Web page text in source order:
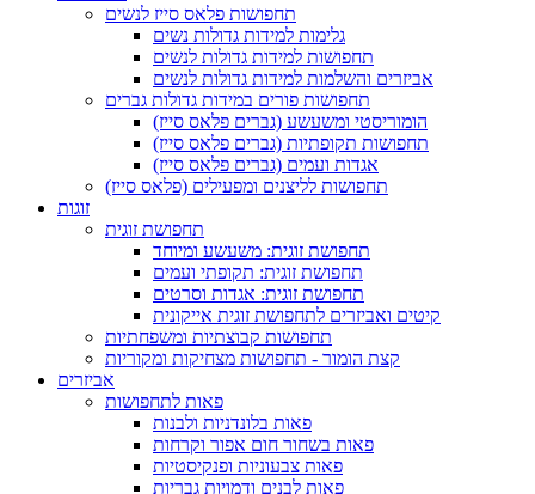
תחפושות פלאס סייז לנשים
גלימות למידות גדולות נשים
תחפושות למידות גדולות לנשים
אביזרים והשלמות למידות גדולות לנשים
תחפושות פורים במידות גדולות גברים
הומוריסטי ומשעשע (גברים פלאס סייז)
תחפושות תקופתיות (גברים פלאס סייז)
אגדות ועמים (גברים פלאס סייז)
תחפושות לליצנים ומפעילים (פלאס סייז)
זוגות
תחפושת זוגית
תחפושת זוגית: משעשע ומיוחד
תחפושת זוגית: תקופתי ועמים
תחפושת זוגית: אגדות וסרטים
קיטים ואביזרים לתחפושת זוגית אייקונית
תחפושות קבוצתיות ומשפחתיות
קצת הומור - תחפושות מצחיקות ומקוריות
אביזרים
פאות לתחפושות
פאות בלונדניות ולבנות
פאות בשחור חום אפור וקרחות
פאות צבעוניות ופנקיסטיות
פאות לבנים ודמויות גבריות